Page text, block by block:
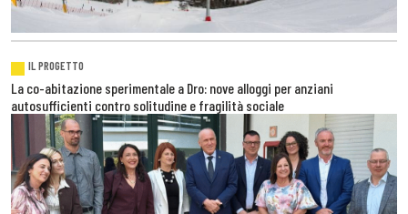
IL PROGETTO
La co-abitazione sperimentale a Dro: nove alloggi per anziani
autosufficienti contro solitudine e fragilità sociale